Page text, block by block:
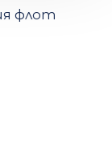
флот